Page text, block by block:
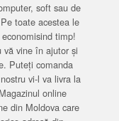
soft sau de
toate acestea le
timp!
vă vine în ajutor și
Puteți comanda
vi-l va livra la
online
din Moldova care